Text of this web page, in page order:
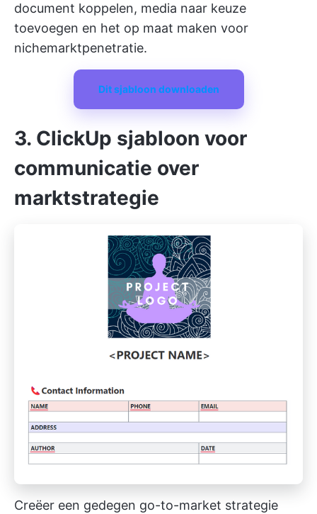
document koppelen, media naar keuze
toevoegen en het op maat maken voor
nichemarktpenetratie.
Dit sjabloon downloaden
3. ClickUp sjabloon voor
communicatie over
marktstrategie
Creëer een gedegen go-to-market strategie